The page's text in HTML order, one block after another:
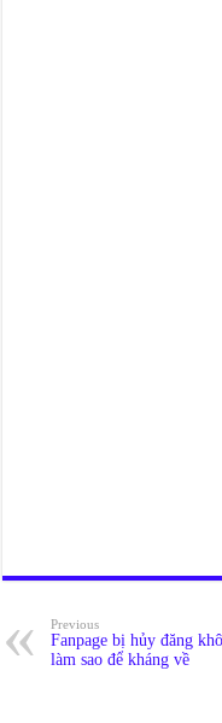
Previous
Fanpage bị hủy đăng
làm sao để kháng về